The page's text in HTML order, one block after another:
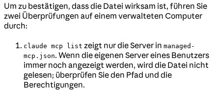
Um zu bestätigen, dass die Datei wirksam ist, führen Sie
zwei Überprüfungen auf einem verwalteten Computer
durch:
claude mcp list zeigt nur die Server in managed-
mcp.json. Wenn die eigenen Server eines Benutzers
immer noch angezeigt werden, wird die Datei nicht
gelesen; überprüfen Sie den Pfad und die
Berechtigungen.